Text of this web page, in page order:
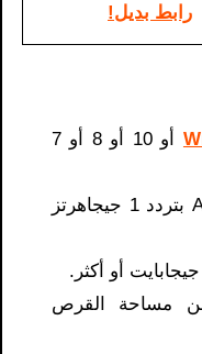
رابط بديل!
أو 10 أو 8 أو 7
المعالج: معالج Intel أو AMD بتردد 1 جيجاهرتز
من مساحة القرص